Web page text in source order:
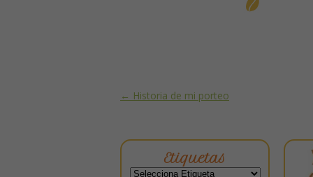
Post navigation
← Historia de mi porteo
Etiquetas